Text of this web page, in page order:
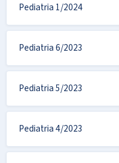
Pediatria 1/2024
Pediatria 6/2023
Pediatria 5/2023
Pediatria 4/2023